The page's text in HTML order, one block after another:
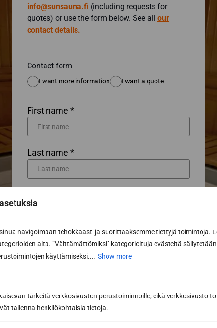
navigoimaan tehokkaasti ja suorittaaksemme tiettyjä toimintoja.
alta. ”Välttämättömiksi” kategorioituja evästeitä säilytetään
käyttämiseksi.... Show more
tärkeitä verkkosivuston perustoiminnoille, eikä verkkosivusto
tallenna henkilökohtaisia tietoja.
info@sunsauna.fi (including requests for
quotes) or use the form below. See all our
contact details.
Contact form
I want more information I want a quote
First name *
Last name *
Email *